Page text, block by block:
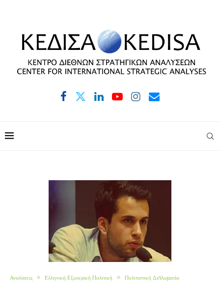
Αναλύσεις Ελληνική Εξωτερική Πολιτική Πολιτιστική Διπλωματία